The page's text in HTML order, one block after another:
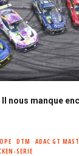
Il nous manque
DTM
ADAC GT
SERIE